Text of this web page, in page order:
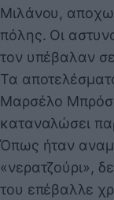
Μιλάνου,
πόλης. Οι
τον υπέβαλαν
Τα
Μαρσέλο
καταναλώσει
Όπως ήταν
«νερατζούρι»,
του επέβαλλε